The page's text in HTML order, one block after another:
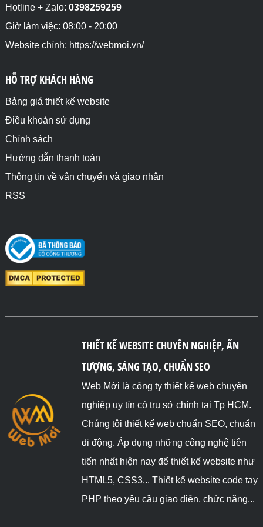
    <div>4</div>
    <div>5</div>
</div>
thứ 3 bắt đầu từ cột 1 và chiếm 3 ô, vì trước phần
chuyển qua hàng tiếp theo</h4>
    <div>1</div>
    <div>2</div>
    <div style="grid-column: 1 / span 3;">3</div>
    <div>4</div>
    <div>6</div>
</div>
Hotline + Zalo: 0398259259
Giờ làm việc: 08:00 - 20:00
Website chính: https://webmoi.vn/
HỖ TRỢ KHÁCH HÀNG
Bảng giá thiết kế website
Điều khoản sử dụng
Chính sách
Hướng dẫn thanh toán
Thông tin về vận chuyển và giao nhận
RSS
THIẾT KẾ WEBSITE CHUYÊN NGHIỆP, ẤN
TƯỢNG, SÁNG TẠO, CHUẨN SEO
Web Mới là công ty thiết kế web chuyên
nghiệp uy tín có trụ sở chính tại Tp HCM.
Chúng tôi thiết kế web chuẩn SEO, chuẩn
di động. Áp dụng những công nghệ tiên
tiến nhất hiện nay để thiết kế website như
HTML5, CSS3... Thiết kế website code tay
PHP theo yêu cầu giao diện, chức năng...